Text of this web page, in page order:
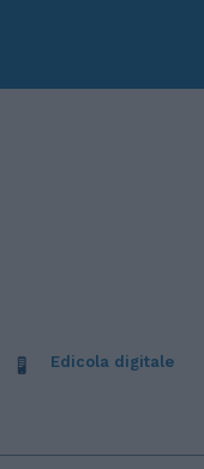
Edicola digitale